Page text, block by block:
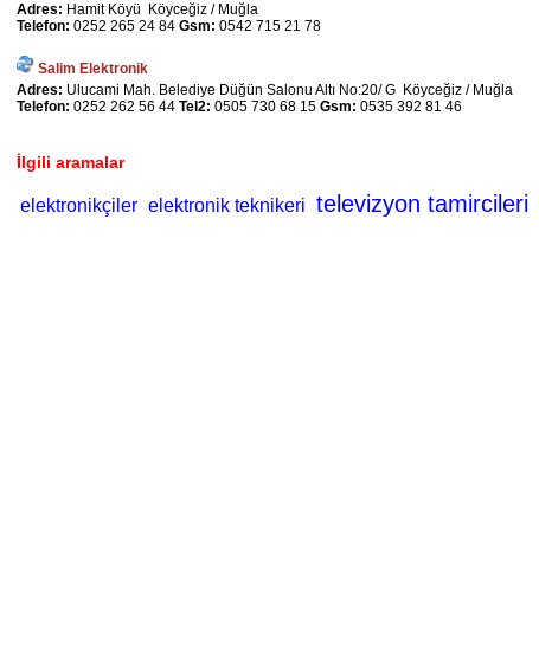
Adres: Hamit Köyü Köyceğiz / Muğla
Telefon: 0252 265 24 84 Gsm: 0542 715 21 78
Salim Elektronik
Adres: Ulucami Mah. Belediye Düğün Salonu Altı No:20/ G Köyceğiz / Muğla
Telefon: 0252 262 56 44 Tel2: 0505 730 68 15 Gsm: 0535 392 81 46
İlgili aramalar
elektronikçiler elektronik teknikeri televizyon tamircileri